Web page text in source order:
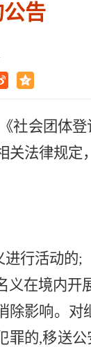
告
社会团体
法律规定
进行活动的;
在境内开
除影响。对
罪的,移送